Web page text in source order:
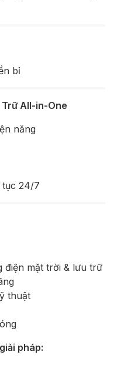
bỉ
Trữ All-in-One
năng
tục 24/7
điện mặt trời & lưu trữ
thuật
pháp: